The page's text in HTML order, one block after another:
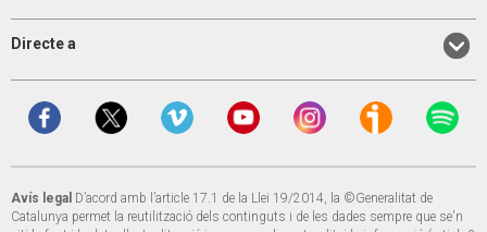
Directe a
Avís legal D’acord amb l’article 17.1 de la Llei 19/2014, la ©Generalitat de
Catalunya permet la reutilització dels continguts i de les dades sempre que se'n